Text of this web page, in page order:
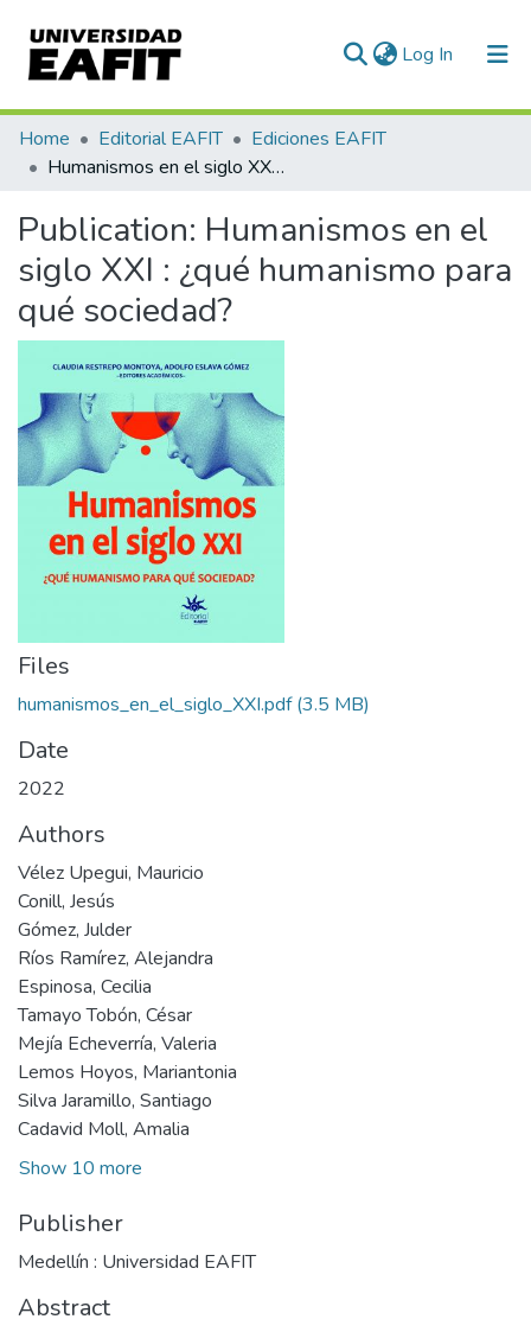
Log In (current)
Communities & Collections
All of DSpace
Statistics
Home Editorial EAFIT
Ediciones EAFIT
Humanismos en el siglo XXI : ¿qué humanismo para qué sociedad?
Publication: Humanismos en el
siglo XXI : ¿qué humanismo para
qué sociedad?
Files
humanismos_en_el_siglo_XXI.pdf(3.5 MB)
Date
2022
Authors
Vélez Upegui, Mauricio
Conill, Jesús
Gómez, Julder
Ríos Ramírez, Alejandra
Espinosa, Cecilia
Tamayo Tobón, César
Mejía Echeverría, Valeria
Lemos Hoyos, Mariantonia
Silva Jaramillo, Santiago
Cadavid Moll, Amalia
Show 10 more
Publisher
Medellín : Universidad EAFIT
Abstract